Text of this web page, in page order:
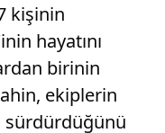
kişinin
hayatını
birinin
ekiplerin
sürdürdüğünü